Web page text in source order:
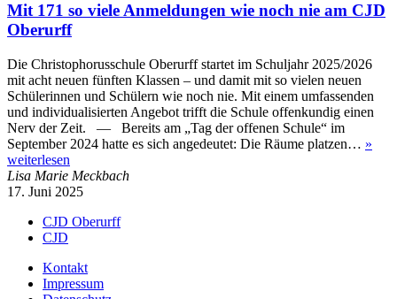
Mit 171 so viele Anmeldungen wie noch nie am CJD
Oberurff
Die Christophorusschule Oberurff startet im Schuljahr 2025/2026
mit acht neuen fünften Klassen – und damit mit so vielen neuen
Schülerinnen und Schülern wie noch nie. Mit einem umfassenden
und individualisierten Angebot trifft die Schule offenkundig einen
Nerv der Zeit. — Bereits am „Tag der offenen Schule“ im
September 2024 hatte es sich angedeutet: Die Räume platzen… »
weiterlesen
Lisa Marie Meckbach
17. Juni 2025
CJD Oberurff
CJD
Kontakt
Impressum